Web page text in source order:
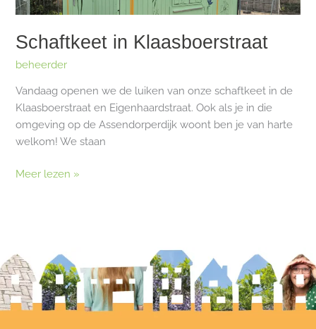
Schaftkeet in Klaasboerstraat
beheerder
Vandaag openen we de luiken van onze schaftkeet in de
Klaasboerstraat en Eigenhaardstraat. Ook als je in die
omgeving op de Assendorperdijk woont ben je van harte
welkom! We staan
Schaftkeet
Meer lezen »